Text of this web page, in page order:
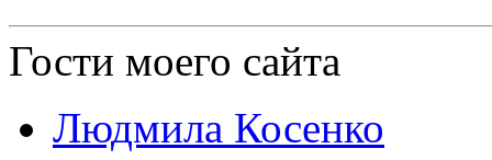
Гости моего сайта
Людмила Косенко